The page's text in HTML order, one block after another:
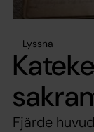
Lyssna
Fjärde